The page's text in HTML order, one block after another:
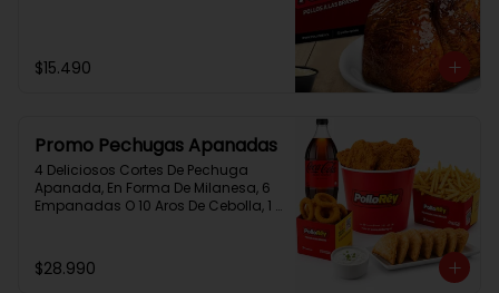
$15.490
Promo Pechugas Apanadas
4 Deliciosos Cortes De Pechuga
Apanada, En Forma De Milanesa, 6
Empanadas O 10 Aros De Cebolla, 1
$28.990